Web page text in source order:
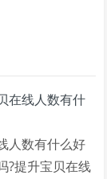
在线人数有什
人数有什么好
?提升宝贝在线